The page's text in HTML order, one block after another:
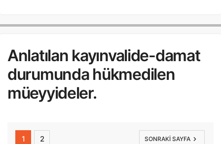
Anlatılan kayınvalide-damat
durumunda hükmedilen
müeyyideler.
1 2 SONRAKI SAYFA